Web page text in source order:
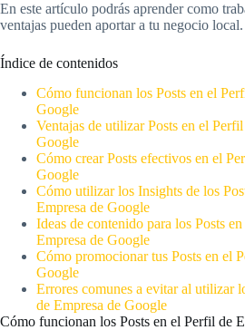
En este artículo podrás aprender como
ventajas pueden aportar a tu negocio local.
Índice de contenidos
Cómo funcionan los Posts en el
Google
Ventajas de utilizar Posts en el
Google
Cómo crear Posts efectivos en el
Google
Cómo utilizar los Insights de los
Empresa de Google
Ideas de contenido para los Posts
Empresa de Google
Cómo promocionar tus Posts en el
Google
Errores comunes a evitar al utilizar
de Empresa de Google
Cómo funcionan los Posts en el Perfil de